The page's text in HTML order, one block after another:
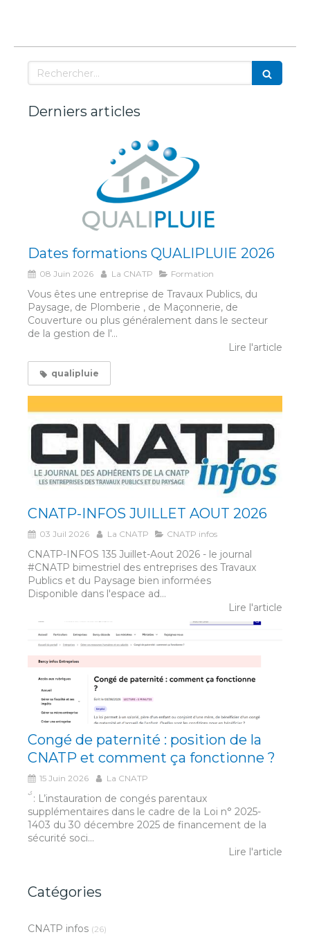
Rechercher
Derniers articles
Dates formations QUALIPLUIE 2026
08 Juin 2026 La CNATP Formation
Vous êtes une entreprise de Travaux Publics, du
Paysage, de Plomberie , de Maçonnerie, de
Couverture ou plus généralement dans le secteur
de la gestion de l'...
Lire l'article
qualipluie
CNATP-INFOS JUILLET AOUT 2026
03 Juil 2026 La CNATP CNATP infos
CNATP-INFOS 135 Juillet-Aout 2026 - le journal
#CNATP bimestriel des entreprises des Travaux
Publics et du Paysage bien informées
Disponible dans l'espace ad...
Lire l'article
Congé de paternité : position de la
CNATP et comment ça fonctionne ?
15 Juin 2026 La CNATP
́́ ̀ : L’instauration de congés parentaux
supplémentaires dans le cadre de la Loi n° 2025-
1403 du 30 décembre 2025 de financement de la
sécurité soci...
Lire l'article
Catégories
CNATP infos (26)